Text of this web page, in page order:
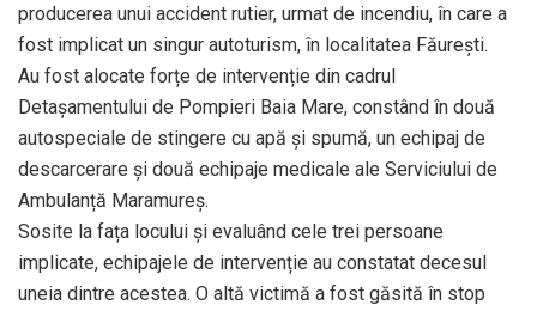
producerea unui accident rutier, urmat de incendiu, în care a
fost implicat un singur autoturism, în localitatea Făurești.
Au fost alocate forțe de intervenție din cadrul
Detașamentului de Pompieri Baia Mare, constând în două
autospeciale de stingere cu apă și spumă, un echipaj de
descarcerare și două echipaje medicale ale Serviciului de
Ambulanță Maramureș.
Sosite la fața locului și evaluând cele trei persoane
implicate, echipajele de intervenție au constatat decesul
uneia dintre acestea. O altă victimă a fost găsită în stop